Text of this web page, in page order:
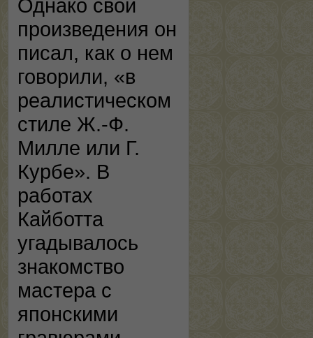
Однако свои
произведения он
писал, как о нем
говорили, «в
реалистическом
стиле Ж.-Ф.
Милле или Г.
Курбе». В
работах
Кайботта
угадывалось
знакомство
мастера с
японскими